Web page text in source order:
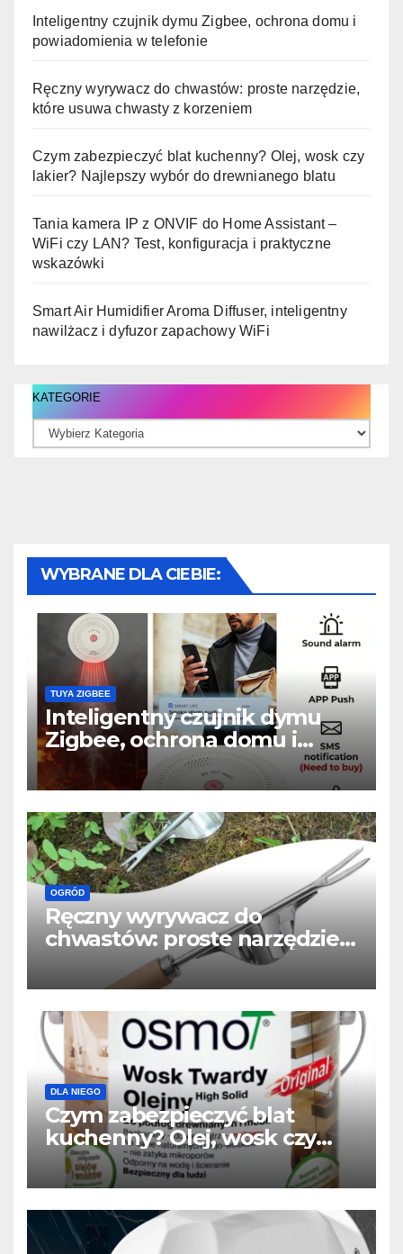
Inteligentny czujnik dymu Zigbee, ochrona domu i
powiadomienia w telefonie
Ręczny wyrywacz do chwastów: proste narzędzie,
które usuwa chwasty z korzeniem
Czym zabezpieczyć blat kuchenny? Olej, wosk czy
lakier? Najlepszy wybór do drewnianego blatu
Tania kamera IP z ONVIF do Home Assistant –
WiFi czy LAN? Test, konfiguracja i praktyczne
wskazówki
Smart Air Humidifier Aroma Diffuser, inteligentny
nawilżacz i dyfuzor zapachowy WiFi
KATEGORIE
WYBRANE DLA CIEBIE:
TUYA ZIGBEE
Inteligentny czujnik dymu
Zigbee, ochrona domu i
powiadomienia w telefonie
OGRÓD
Ręczny wyrywacz do
chwastów: proste narzędzie,
które usuwa chwasty z
korzeniem
DLA NIEGO
Czym zabezpieczyć blat
kuchenny? Olej, wosk czy
lakier? Najlepszy wybór do
drewnianego blatu